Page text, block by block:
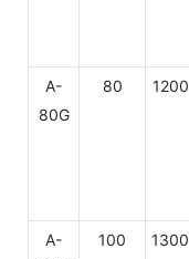
A-
80G
80 1200
A-
100 1300